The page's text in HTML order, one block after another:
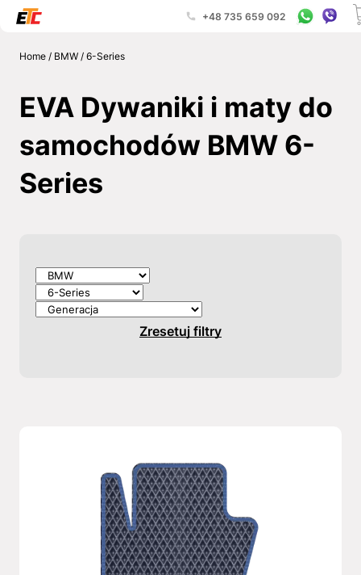
+48 735 659 092
Home/ BMW/ 6-Series
EVA Dywaniki i maty do
samochodów BMW 6-
Series
Zresetuj filtry